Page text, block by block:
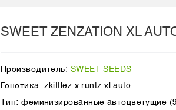
SWEET ZENZATION XL
Производитель: SWEET SEEDS
Генетика: zkittlez x runtz xl auto
Тип: феминизированные автоцветущие